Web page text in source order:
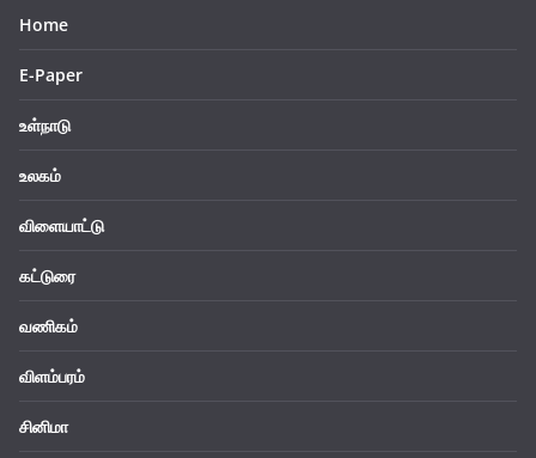
Home
E-Paper
உள்நாடு
உலகம்
விளையாட்டு
கட்டுரை
வணிகம்
விளம்பரம்
சினிமா